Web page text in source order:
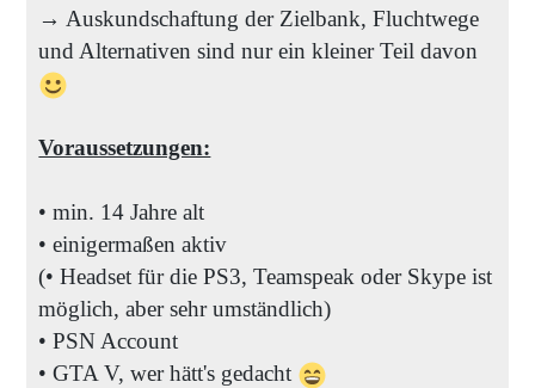
→ Auskundschaftung der Zielbank, Fluchtwege
und Alternativen sind nur ein kleiner Teil davon
Voraussetzungen:
• min. 14 Jahre alt
• einigermaßen aktiv
(• Headset für die PS3, Teamspeak oder Skype ist
möglich, aber sehr umständlich)
• PSN Account
• GTA V, wer hätt's gedacht